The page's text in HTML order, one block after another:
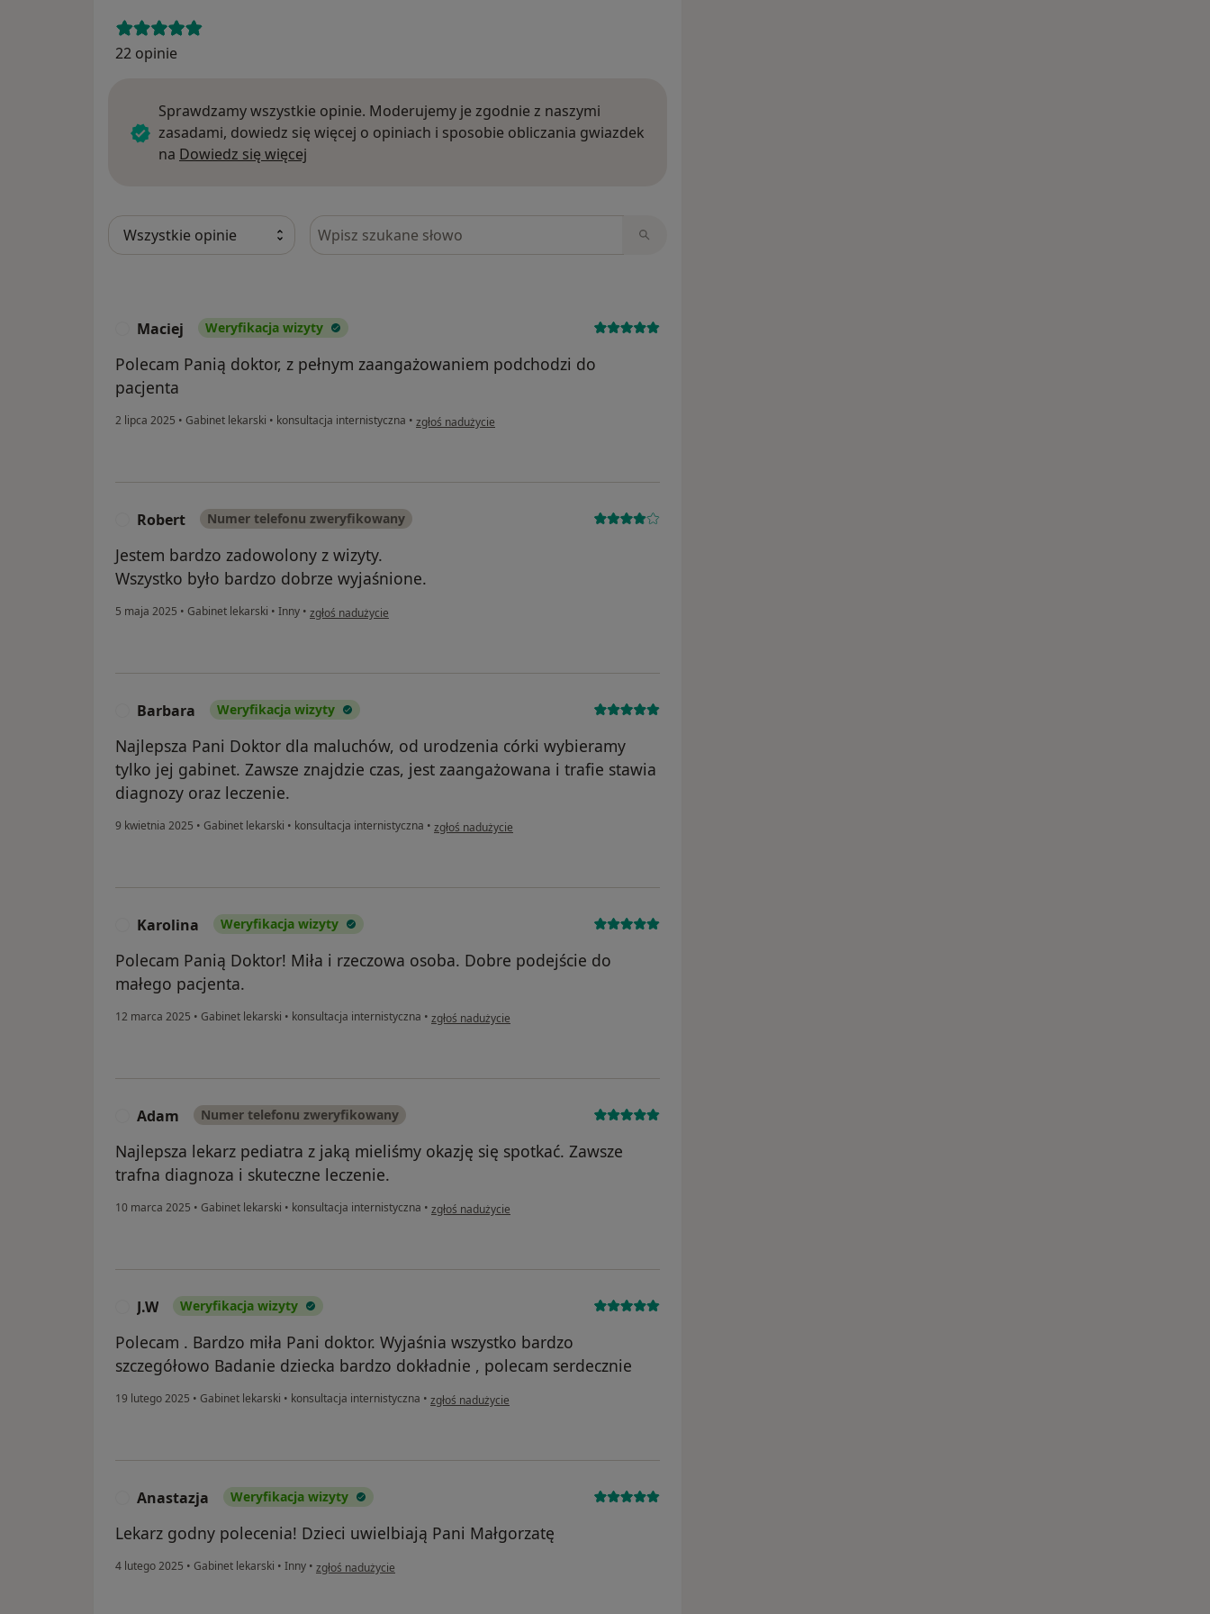
22 opinie
Sprawdzamy wszystkie opinie. Moderujemy je zgodnie z naszymi
zasadami, dowiedz się więcej o opiniach i sposobie obliczania gwiazdek
na Dowiedz się więcej
Szukaj w opiniach
Maciej Weryfikacja wizyty
Polecam Panią doktor, z pełnym zaangażowaniem podchodzi do
pacjenta
2 lipca 2025 • Gabinet lekarski • konsultacja internistyczna • w opinii użytkownika Maciej
zgłoś nadużycie
Robert Numer telefonu zweryfikowany
Jestem bardzo zadowolony z wizyty.
Wszystko było bardzo dobrze wyjaśnione.
5 maja 2025 • Gabinet lekarski • Inny • w opinii użytkownika Robert
zgłoś nadużycie
Barbara Weryfikacja wizyty
Najlepsza Pani Doktor dla maluchów, od urodzenia córki wybieramy
tylko jej gabinet. Zawsze znajdzie czas, jest zaangażowana i trafie stawia
diagnozy oraz leczenie.
9 kwietnia 2025 • Gabinet lekarski • konsultacja internistyczna • w opinii użytkownika Barbara
zgłoś nadużycie
Karolina Weryfikacja wizyty
Polecam Panią Doktor! Miła i rzeczowa osoba. Dobre podejście do
małego pacjenta.
12 marca 2025 • Gabinet lekarski • konsultacja internistyczna • w opinii użytkownika Karolina
zgłoś nadużycie
Adam Numer telefonu zweryfikowany
Najlepsza lekarz pediatra z jaką mieliśmy okazję się spotkać. Zawsze
trafna diagnoza i skuteczne leczenie.
10 marca 2025 • Gabinet lekarski • konsultacja internistyczna • w opinii użytkownika Adam
zgłoś nadużycie
J.W Weryfikacja wizyty
Polecam . Bardzo miła Pani doktor. Wyjaśnia wszystko bardzo
szczegółowo Badanie dziecka bardzo dokładnie , polecam serdecznie
19 lutego 2025 • Gabinet lekarski • konsultacja internistyczna • w opinii użytkownika J.W
zgłoś nadużycie
Anastazja Weryfikacja wizyty
Lekarz godny polecenia! Dzieci uwielbiają Pani Małgorzatę
4 lutego 2025 • Gabinet lekarski • Inny • w opinii użytkownika Anastazja
zgłoś nadużycie